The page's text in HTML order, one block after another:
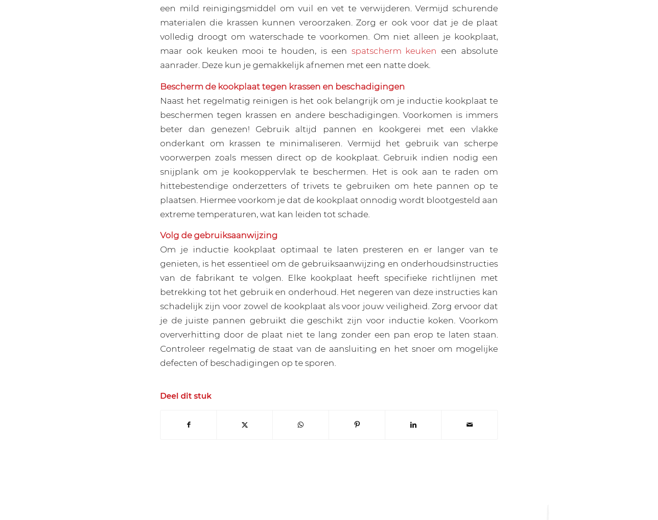
een mild reinigingsmiddel om vuil en vet te verwijderen. Vermijd schurende
materialen die krassen kunnen veroorzaken. Zorg er ook voor dat je de plaat
volledig droogt om waterschade te voorkomen. Om niet alleen je kookplaat,
maar ook keuken mooi te houden, is een spatscherm keuken een absolute
aanrader. Deze kun je gemakkelijk afnemen met een natte doek.
Bescherm de kookplaat tegen krassen en beschadigingen
Naast het regelmatig reinigen is het ook belangrijk om je inductie kookplaat te
beschermen tegen krassen en andere beschadigingen. Voorkomen is immers
beter dan genezen! Gebruik altijd pannen en kookgerei met een vlakke
onderkant om krassen te minimaliseren. Vermijd het gebruik van scherpe
voorwerpen zoals messen direct op de kookplaat. Gebruik indien nodig een
snijplank om je kookoppervlak te beschermen. Het is ook aan te raden om
hittebestendige onderzetters of trivets te gebruiken om hete pannen op te
plaatsen. Hiermee voorkom je dat de kookplaat onnodig wordt blootgesteld aan
extreme temperaturen, wat kan leiden tot schade.
Volg de gebruiksaanwijzing
Om je inductie kookplaat optimaal te laten presteren en er langer van te
genieten, is het essentieel om de gebruiksaanwijzing en onderhoudsinstructies
van de fabrikant te volgen. Elke kookplaat heeft specifieke richtlijnen met
betrekking tot het gebruik en onderhoud. Het negeren van deze instructies kan
schadelijk zijn voor zowel de kookplaat als voor jouw veiligheid. Zorg ervoor dat
je de juiste pannen gebruikt die geschikt zijn voor inductie koken. Voorkom
oververhitting door de plaat niet te lang zonder een pan erop te laten staan.
Controleer regelmatig de staat van de aansluiting en het snoer om mogelijke
defecten of beschadigingen op te sporen.
Deel dit stuk